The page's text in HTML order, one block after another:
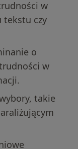
w
tekstu czy
o
w
takie